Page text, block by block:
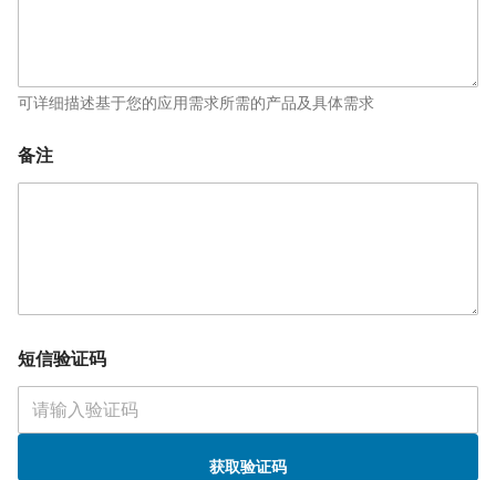
可详细描述基于您的应用需求所需的产品及具体需求
备注
箱
*
职
短信验证码
获取验证码